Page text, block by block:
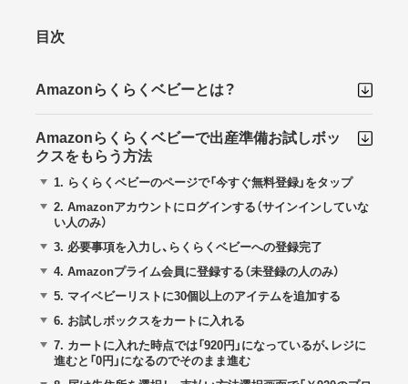
目次
Amazonらくらくベビーとは？
Amazonらくらくベビーで出産準備お試しボッ
クスをもらう方法
1. らくらくベビーのページで「今すぐ無料登録」をタップ
2. Amazonアカウントにログインする（サインインしていな
い人のみ）
3. 必要事項を入力し、らくらくベビーへの登録完了
4. Amazonプライム会員に登録する（未登録の人のみ）
5. マイベビーリストに30個以上のアイテムを追加する
6. お試しボックスをカートに入れる
7. カートに入れた時点では「920円」になっているが、レジに
進むと「0円」になるのでそのまま進む